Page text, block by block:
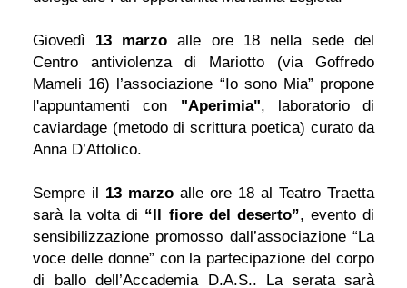
Giovedì 13 marzo alle ore 18 nella sede del
Centro antiviolenza di Mariotto (via Goffredo
Mameli 16) l’associazione “Io sono Mia” propone
l'appuntamenti con "Aperimia", laboratorio di
caviardage (metodo di scrittura poetica) curato da
Anna D’Attolico.
Sempre il 13 marzo alle ore 18 al Teatro Traetta
sarà la volta di “Il fiore del deserto”, evento di
sensibilizzazione promosso dall’associazione “La
voce delle donne” con la partecipazione del corpo
di ballo dell’Accademia D.A.S.. La serata sarà